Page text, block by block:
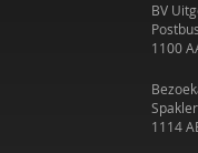
BV
1100
1114